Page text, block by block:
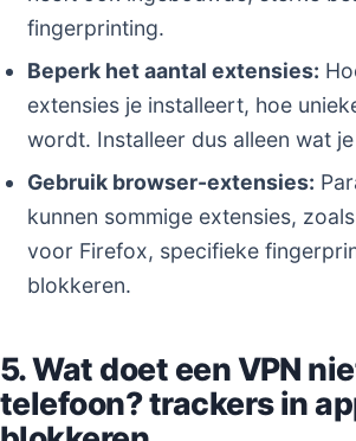
fingerprinting.
Beperk het aantal extensies:
extensies je installeert, hoe
wordt. Installeer dus alleen wat
Gebruik browser-extensies:
kunnen sommige extensies,
voor Firefox, specifieke
blokkeren.
5. Wat doet een VPN
telefoon? trackers in